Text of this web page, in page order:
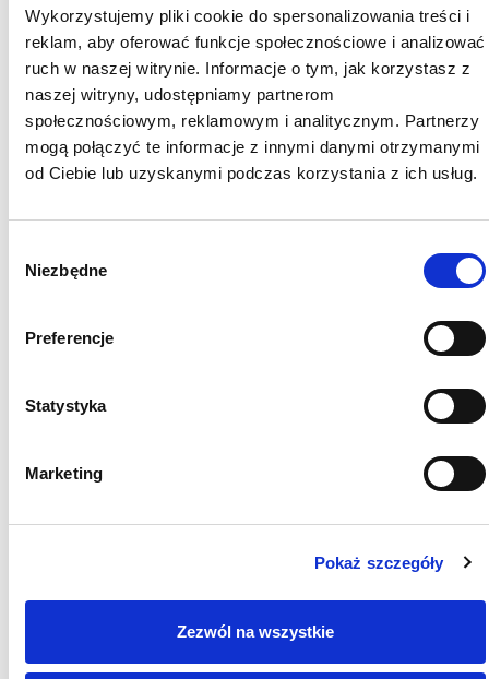
Wykorzystujemy pliki cookie do spersonalizowania treści i
reklam, aby oferować funkcje społecznościowe i analizować
ruch w naszej witrynie. Informacje o tym, jak korzystasz z
naszej witryny, udostępniamy partnerom
społecznościowym, reklamowym i analitycznym. Partnerzy
mogą połączyć te informacje z innymi danymi otrzymanymi
od Ciebie lub uzyskanymi podczas korzystania z ich usług.
zgody
Niezbędne
Preferencje
Statystyka
Marketing
Pokaż szczegóły
Zezwól na wszystkie
IS55N Tynk Hybrydowy Natryskowy SISI
25 kg
54 Tynk mineralny 25 kg